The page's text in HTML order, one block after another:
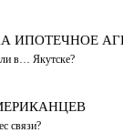
ИПОТЕЧНОЕ
в… Якутске?
связи?